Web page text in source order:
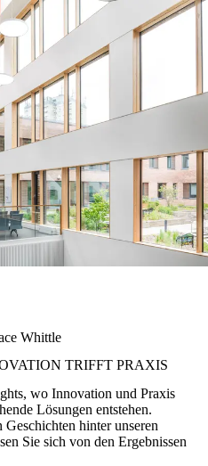
Whittle
TRIFFT PRAXIS
wo Innovation und Praxis
Lösungen entstehen.
hinter unseren
Sie sich von den Ergebnissen